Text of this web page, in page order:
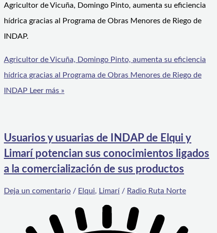
Agricultor de Vicuña, Domingo Pinto, aumenta su eficiencia
hídrica gracias al Programa de Obras Menores de Riego de
INDAP.
Agricultor de Vicuña, Domingo Pinto, aumenta su eficiencia
hídrica gracias al Programa de Obras Menores de Riego de
INDAP Leer más »
Usuarios y usuarias de INDAP de Elqui y
Limarí potencian sus conocimientos ligados
a la comercialización de sus productos
Deja un comentario / Elqui, Limarí / Radio Ruta Norte